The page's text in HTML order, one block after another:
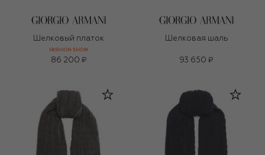
Шелковый платок
FASHION SHOW
86 200 ₽
Шелковая шаль
93 650 ₽